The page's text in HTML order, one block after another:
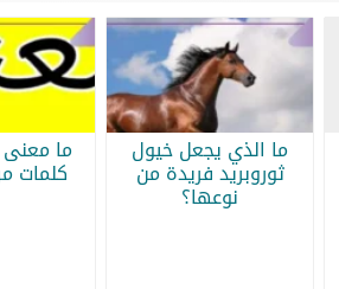
ما الذي يجعل خيول
ثوروبريد فريدة من
نوعها؟
ما معنى
كلمات